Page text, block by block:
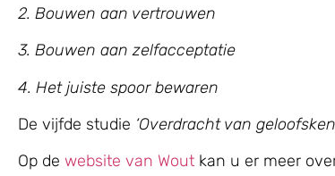
2. Bouwen aan vertrouwen
3. Bouwen aan zelfacceptatie
4. Het juiste spoor bewaren
De vijfde studie ‘Overdracht van
Op de website van Wout kan u er meer